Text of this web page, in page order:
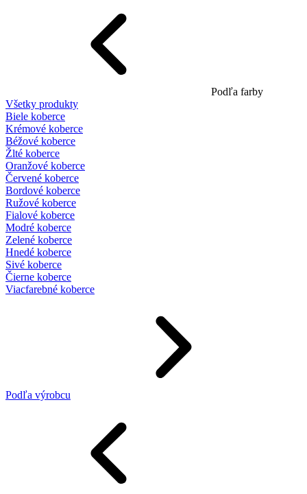
Podľa farby
Všetky produkty
Biele koberce
Krémové koberce
Béžové koberce
Žlté koberce
Oranžové koberce
Červené koberce
Bordové koberce
Ružové koberce
Fialové koberce
Modré koberce
Zelené koberce
Hnedé koberce
Sivé koberce
Čierne koberce
Viacfarebné koberce
Podľa výrobcu